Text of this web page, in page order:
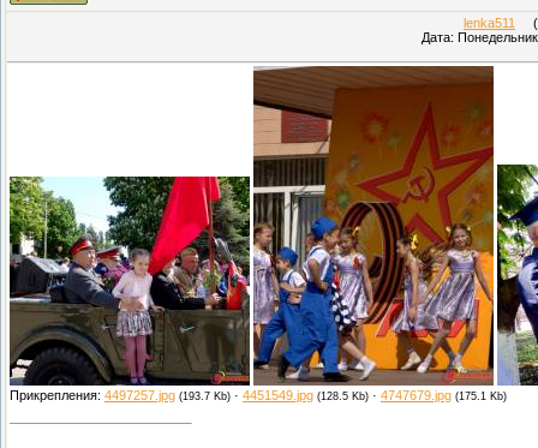
lenka511
Дата:
Прикрепления: 4497257.jpg (193.7 Kb) · 4451549.jpg (128.5 Kb) · 4747679.jpg (175.1 Kb)